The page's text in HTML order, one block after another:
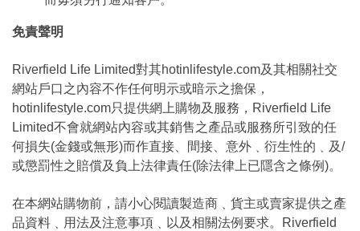
免責聲明
Riverfield Life Limited對其hotinlifestyle.com及其相關社交
網站戶口之內容不作任何明示或暗示之擔保，
hotinlifestyle.com只提供網上購物及服務，Riverfield Life
Limited不會就網站內容或其銷售之產品或服務所引致的任
何損失(金錢或無形)而作直接、間接、意外﹑衍生性的﹑及/
或懲罰性之賠償及負上法律責任(除法律上已隱含之條例)。
在本網站購物前，請小心閱讀製造商﹑貨主或賣家提供之產
品資料﹑用法及注意事項﹑以及相關法例要求。Riverfield